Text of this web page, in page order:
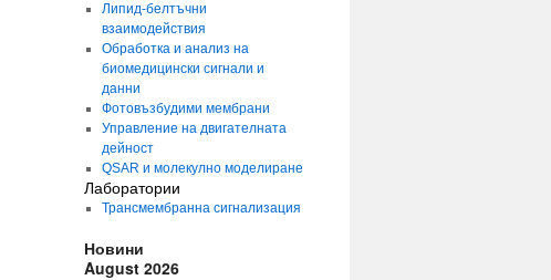
Липид-белтъчни
взаимодействия
Обработка и анализ на
биомедицински сигнали и
данни
Фотовъзбудими мембрани
Управление на двигателната
дейност
QSAR и молекулно моделиране
Лаборатории
Трансмембранна сигнализация
Новини
August 2026